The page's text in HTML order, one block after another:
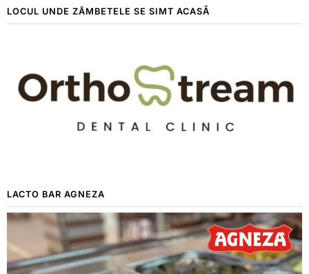
LOCUL UNDE ZÂMBETELE SE SIMT ACASĂ
LACTO BAR AGNEZA